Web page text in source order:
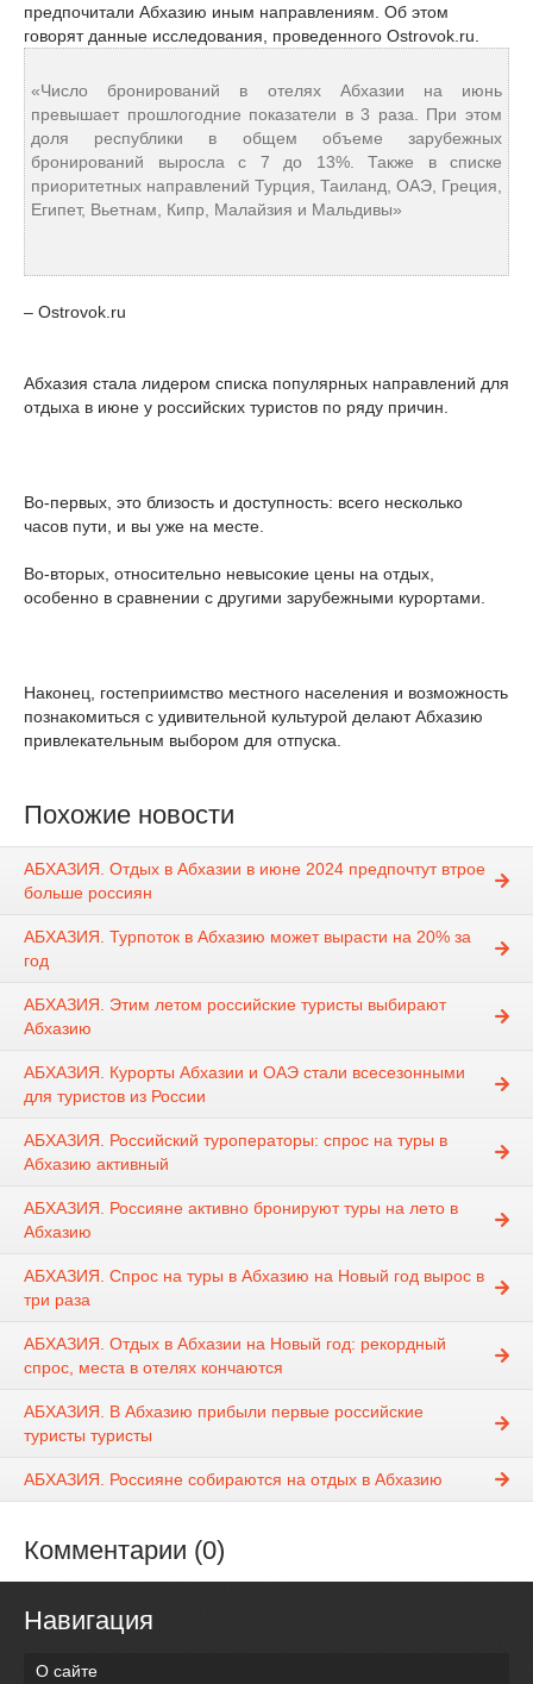
предпочитали Абхазию иным направлениям. Об этом
говорят данные исследования, проведенного Ostrovok.ru.
«Число бронирований в отелях Абхазии на июнь
превышает прошлогодние показатели в 3 раза. При этом
доля республики в общем объеме зарубежных
бронирований выросла с 7 до 13%. Также в списке
приоритетных направлений Турция, Таиланд, ОАЭ, Греция,
Египет, Вьетнам, Кипр, Малайзия и Мальдивы»
– Ostrovok.ru
Абхазия стала лидером списка популярных направлений для
отдыха в июне у российских туристов по ряду причин.
Во-первых, это близость и доступность: всего несколько
часов пути, и вы уже на месте.
Во-вторых, относительно невысокие цены на отдых,
особенно в сравнении с другими зарубежными курортами.
Наконец, гостеприимство местного населения и возможность
познакомиться с удивительной культурой делают Абхазию
привлекательным выбором для отпуска.
Похожие новости
АБХАЗИЯ. Отдых в Абхазии в июне 2024 предпочтут втрое
больше россиян
АБХАЗИЯ. Турпоток в Абхазию может вырасти на 20% за
год
АБХАЗИЯ. Этим летом российские туристы выбирают
Абхазию
АБХАЗИЯ. Курорты Абхазии и ОАЭ стали всесезонными
для туристов из России
АБХАЗИЯ. Российский туроператоры: спрос на туры в
Абхазию активный
АБХАЗИЯ. Россияне активно бронируют туры на лето в
Абхазию
АБХАЗИЯ. Спрос на туры в Абхазию на Новый год вырос в
три раза
АБХАЗИЯ. Отдых в Абхазии на Новый год: рекордный
спрос, места в отелях кончаются
АБХАЗИЯ. В Абхазию прибыли первые российские
туристы туристы
АБХАЗИЯ. Россияне собираются на отдых в Абхазию
Комментарии (0)
Навигация
О сайте